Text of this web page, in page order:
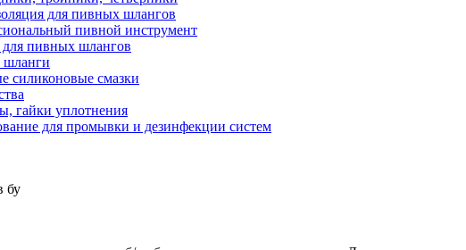
для пивных шлангов
пивной инструмент
пивных шлангов
силиконовые смазки
гайки уплотнения
для промывки и дезинфекции систем
бу